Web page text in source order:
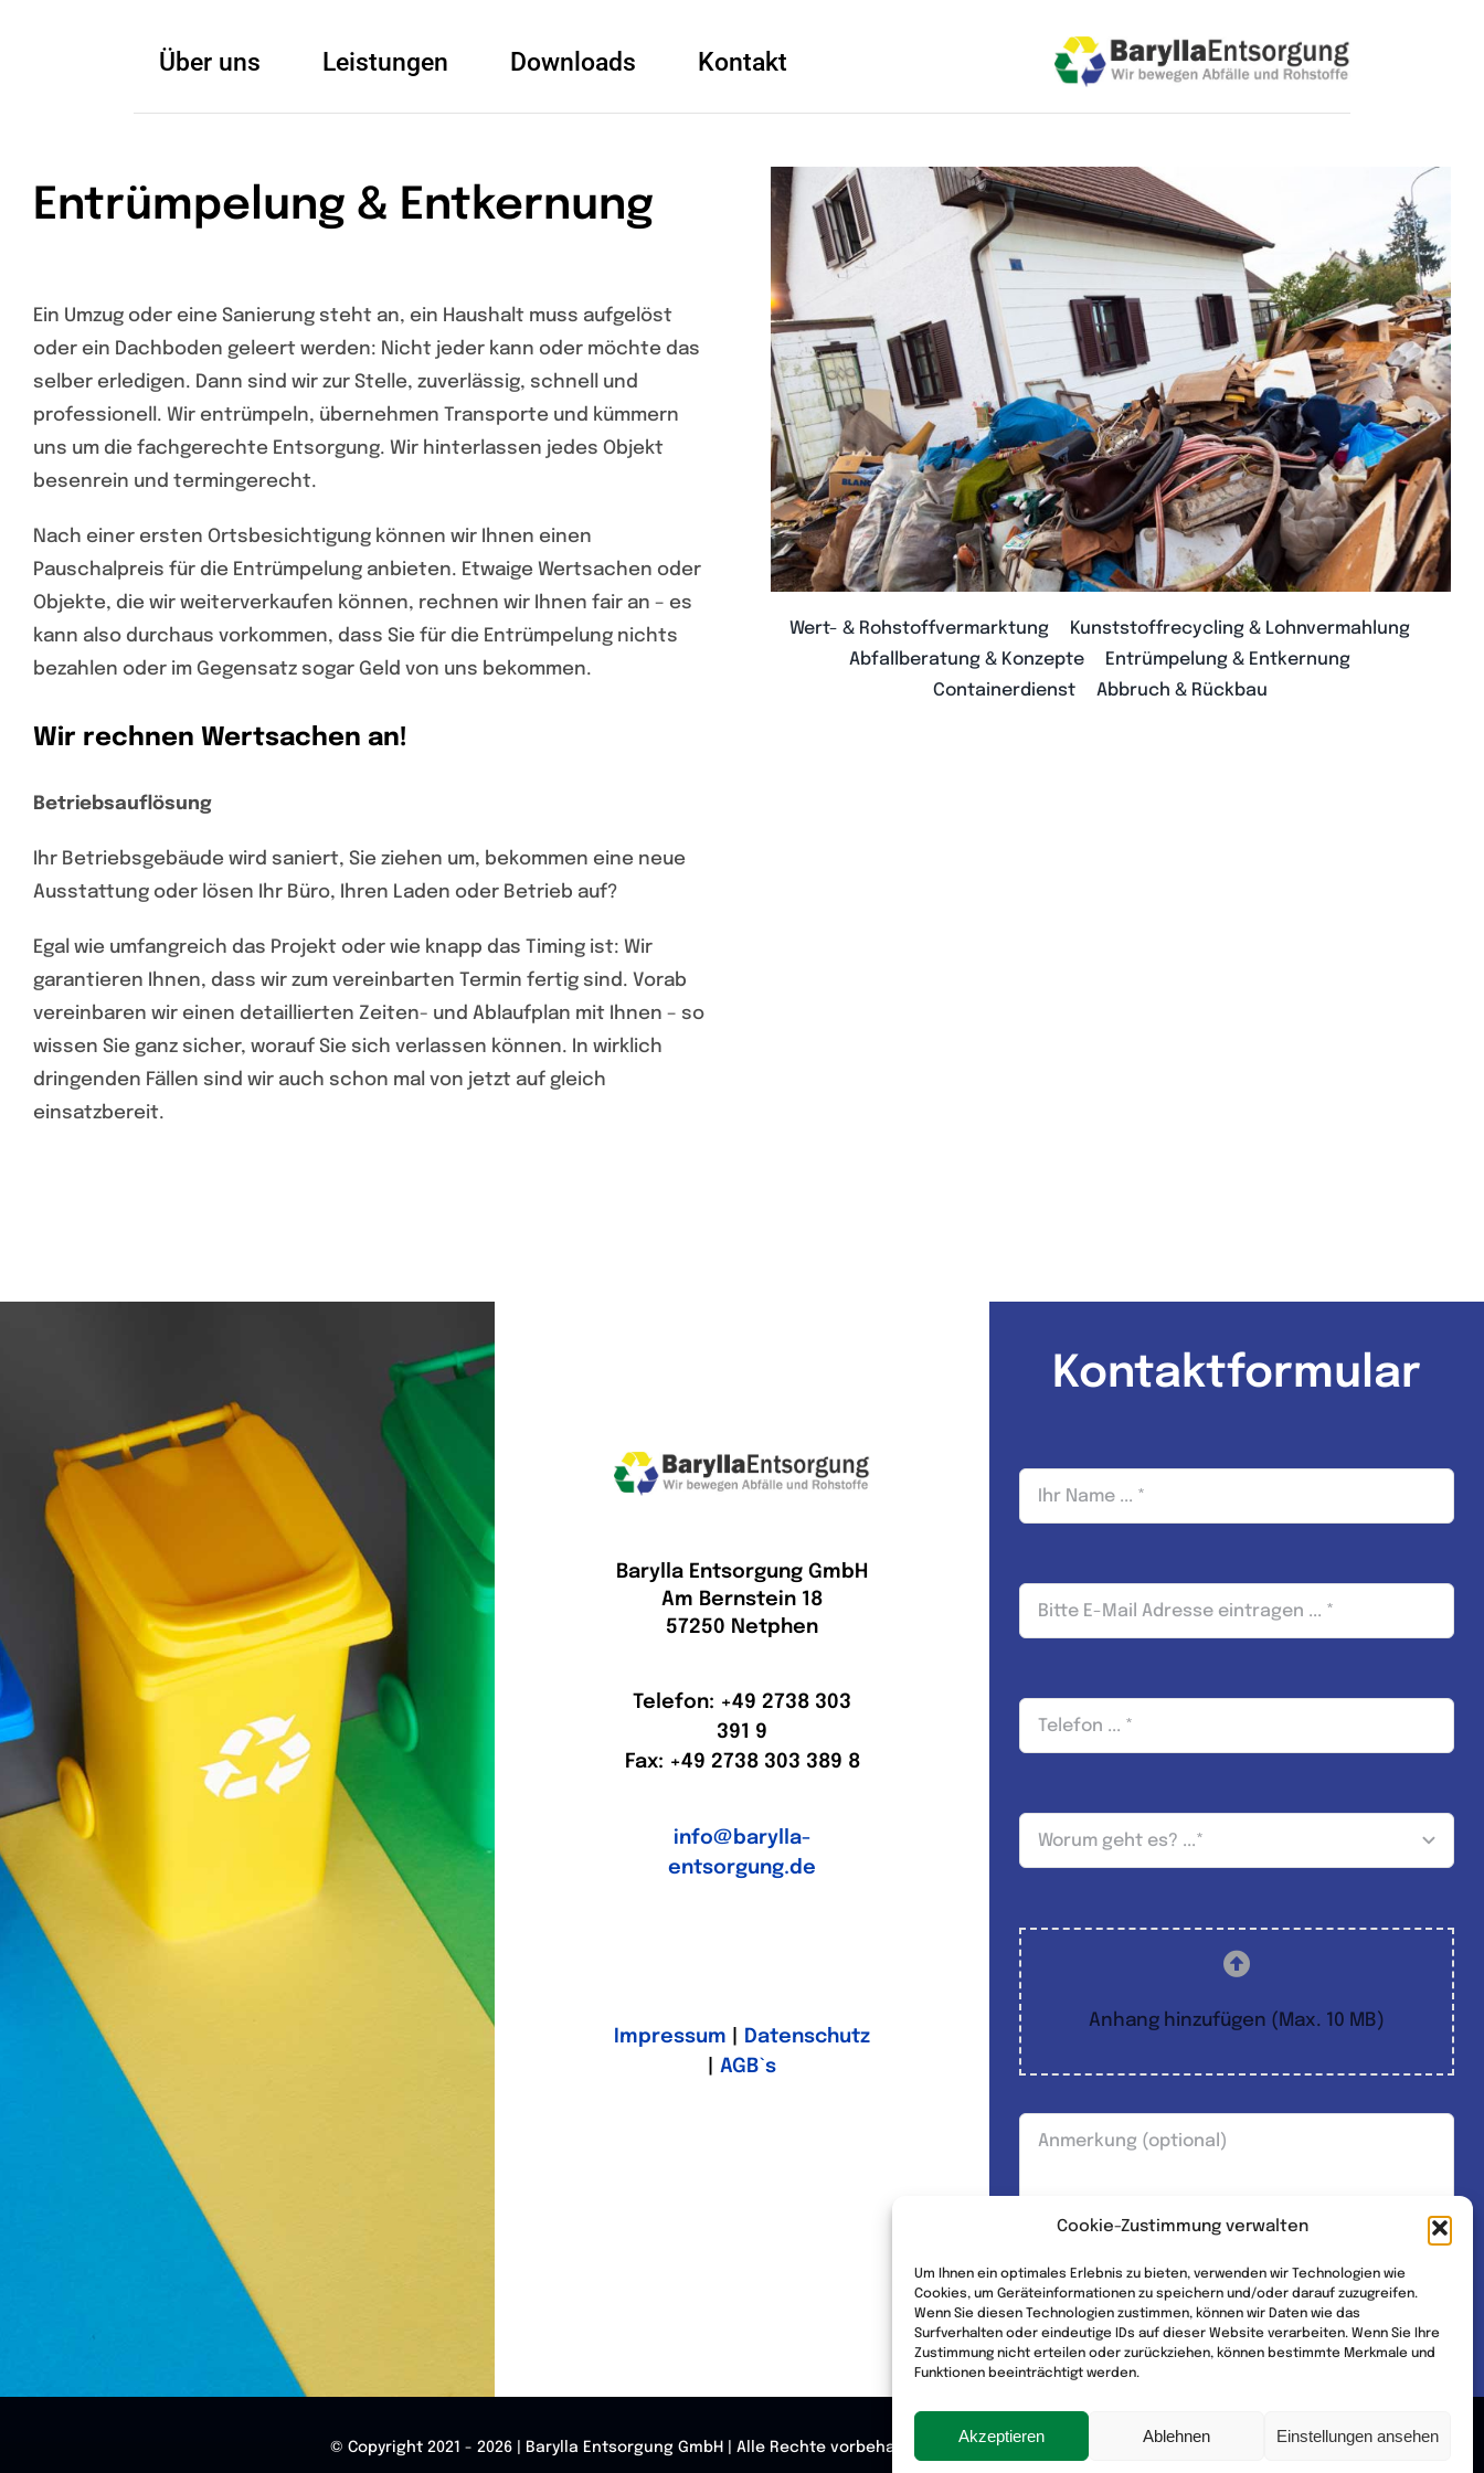
Cookie-Zustimmung verwalten
Um Ihnen ein optimales Erlebnis zu bieten, verwenden wir Technologien wie
Cookies, um Geräteinformationen zu speichern und/oder darauf zuzugreifen.
Wenn Sie diesen Technologien zustimmen, können wir Daten wie das
Surfverhalten oder eindeutige IDs auf dieser Website verarbeiten. Wenn Sie Ihre
Zustimmung nicht erteilen oder zurückziehen, können bestimmte Merkmale und
Funktionen beeinträchtigt werden.
Akzeptieren Ablehnen Einstellungen ansehen
Über uns Leistungen Downloads Kontakt
Entrümpelung & Entkernung
Ein Umzug oder eine Sanierung steht an, ein Haushalt muss aufgelöst
oder ein Dachboden geleert werden: Nicht jeder kann oder möchte das
selber erledigen. Dann sind wir zur Stelle, zuverlässig, schnell und
professionell. Wir entrümpeln, übernehmen Transporte und kümmern
uns um die fachgerechte Entsorgung. Wir hinterlassen jedes Objekt
besenrein und termingerecht.
Nach einer ersten Ortsbesichtigung können wir Ihnen einen
Pauschalpreis für die Entrümpelung anbieten. Etwaige Wertsachen oder
Objekte, die wir weiterverkaufen können, rechnen wir Ihnen fair an – es
kann also durchaus vorkommen, dass Sie für die Entrümpelung nichts
bezahlen oder im Gegensatz sogar Geld von uns bekommen.
Wir rechnen Wertsachen an!
Betriebsauflösung
Ihr Betriebsgebäude wird saniert, Sie ziehen um, bekommen eine neue
Ausstattung oder lösen Ihr Büro, Ihren Laden oder Betrieb auf?
Egal wie umfangreich das Projekt oder wie knapp das Timing ist: Wir
garantieren Ihnen, dass wir zum vereinbarten Termin fertig sind. Vorab
vereinbaren wir einen detaillierten Zeiten- und Ablaufplan mit Ihnen – so
wissen Sie ganz sicher, worauf Sie sich verlassen können. In wirklich
dringenden Fällen sind wir auch schon mal von jetzt auf gleich
einsatzbereit.
Wert- & Rohstoffvermarktung
Kunststoffrecycling & Lohnvermahlung
Abfallberatung & Konzepte
Entrümpelung & Entkernung
Containerdienst
Abbruch & Rückbau
Barylla Entsorgung GmbH
Am Bernstein 18
57250 Netphen
Telefon: +49 2738 303
391 9
Fax: +49 2738 303 389 8
info@barylla-
entsorgung.de
Impressum
Datenschutz
AGB`s
Kontaktformular
Anhang hinzufügen (Max. 10 MB)
ABSENDEN
© Copyright 2021 - 2026 | Barylla Entsorgung GmbH | Alle Rechte vorbehalten | Realisiert von